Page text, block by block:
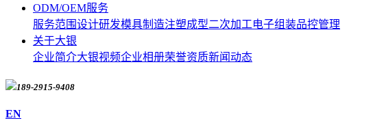
ODM/OEM服务
服务范围设计研发模具制造注塑成型二次加工电子组装品控管理
关于大银
企业简介大银视频企业相册荣誉资质新闻动态
189-2915-9408
EN